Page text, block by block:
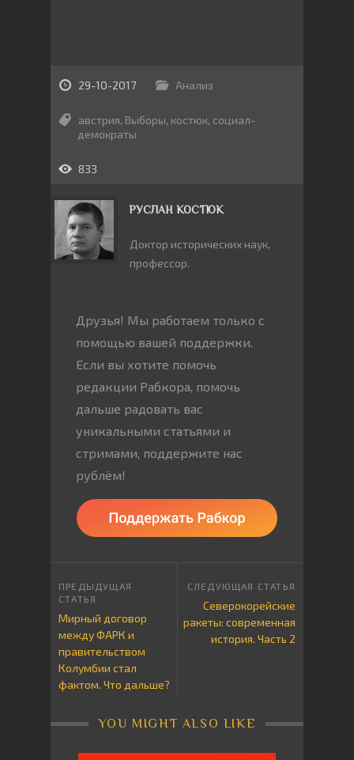
29-10-2017 Анализ
австрия, Выборы, костюк, социал-
демократы
833
РУСЛАН КОСТЮК
Доктор исторических наук,
профессор.
Друзья! Мы работаем только с
помощью вашей поддержки.
Если вы хотите помочь
редакции Рабкора, помочь
дальше радовать вас
уникальными статьями и
стримами, поддержите нас
рублём!
Мирный договор
между ФАРК и
правительством
Колумбии стал
фактом. Что дальше?
Северокорейские
ракеты: современная
история. Часть 2
YOU MIGHT ALSO LIKE